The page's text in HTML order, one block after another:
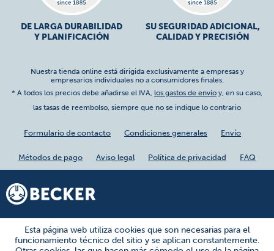
DE LARGA DURABILIDAD
Y PLANIFICACIÓN
SU SEGURIDAD ADICIONAL,
CALIDAD Y PRECISIÓN
Nuestra tienda online está dirigida exclusivamente a empresas y
empresarios individuales no a consumidores finales.
* A todos los precios debe añadirse el IVA, los gastos de envío y, en su caso,
las tasas de reembolso, siempre que no se indique lo contrario
Formulario de contacto Condiciones generales Envío
Métodos de pago Aviso legal Política de privacidad FAQ
Esta página web utiliza cookies que son necesarias para el
funcionamiento técnico del sitio y se aplican constantemente.